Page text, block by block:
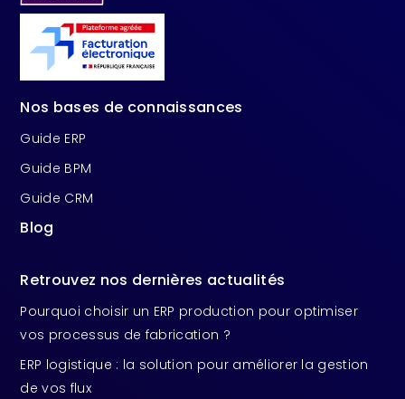
Nos bases de connaissances
Guide ERP
Guide BPM
Guide CRM
Blog
Retrouvez nos dernières actualités
Pourquoi choisir un ERP production pour optimiser
vos processus de fabrication ?
ERP logistique : la solution pour améliorer la gestion
de vos flux